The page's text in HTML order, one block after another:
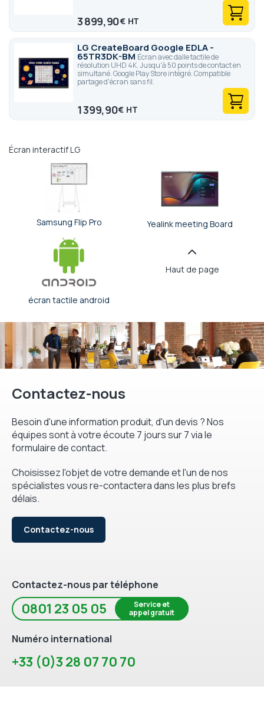
3 899,90€
LG CreateBoard Google EDLA -
65TR3DK-BM Écran avec dalle tactile de
résolution UHD 4K. Jusqu'à 50 points de contact en
simultané. Google Play Store intégré. Compatible
partage d'écran sans fil.
1 399,90€
Écran interactif LG
Samsung Flip Pro Yealink meeting Board
écran tactile android
Haut de page
Contactez-nous
Besoin d'une information produit, d'un devis ? Nos
équipes sont à votre écoute 7 jours sur 7 via le
formulaire de contact.
Choisissez l'objet de votre demande et l'un de nos
spécialistes vous re-contactera dans les plus brefs
délais.
Contactez-nous
Contactez-nous par téléphone
0801 23 05 05
Service et
appel gratuit
Numéro international
+33 (0)3 28 07 70 70